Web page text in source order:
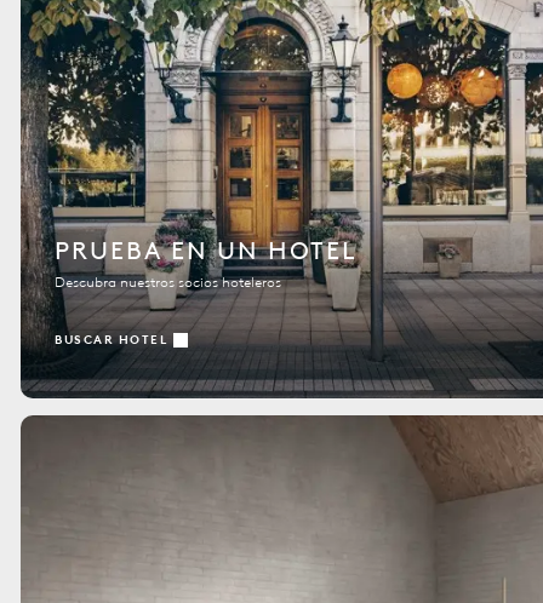
PRUEBA EN UN HOTEL
Descubra nuestros socios hoteleros
BUSCAR HOTEL